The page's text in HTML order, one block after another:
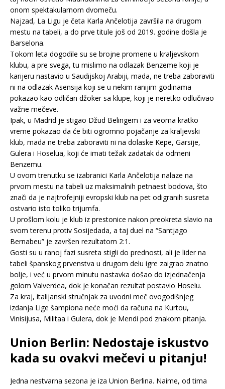
onom spektakularnom dvomeču.
Najzad, La Ligu je četa Karla Ančelotija završila na drugom
mestu na tabeli, a do prve titule još od 2019. godine došla je
Barselona.
Tokom leta dogodile su se brojne promene u kraljevskom
klubu, a pre svega, tu mislimo na odlazak Benzeme koji je
karijeru nastavio u Saudijskoj Arabiji, mada, ne treba zaboraviti
ni na odlazak Asensija koji se u nekim ranijim godinama
pokazao kao odličan džoker sa klupe, koji je neretko odlučivao
važne mečeve.
Ipak, u Madrid je stigao Džud Belingem i za veoma kratko
vreme pokazao da će biti ogromno pojačanje za kraljevski
klub, mada ne treba zaboraviti ni na dolaske Kepe, Garsije,
Gulera i Hoselua, koji će imati težak zadatak da odmeni
Benzemu.
U ovom trenutku se izabranici Karla Ančelotija nalaze na
prvom mestu na tabeli uz maksimalnih petnaest bodova, što
znači da je najtrofejniji evropski klub na pet odigranih susreta
ostvario isto toliko trijumfa.
U prošlom kolu je klub iz prestonice nakon preokreta slavio na
svom terenu protiv Sosijedada, a taj duel na “Santjago
Bernabeu” je završen rezultatom 2:1.
Gosti su u ranoj fazi susreta stigli do prednosti, ali je lider na
tabeli španskog prvenstva u drugom delu igre zaigrao znatno
bolje, i već u prvom minutu nastavka došao do izjednačenja
golom Valverdea, dok je konačan rezultat postavio Hoselu.
Za kraj, italijanski stručnjak za uvodni meč ovogodišnjeg
izdanja Lige šampiona neće moći da računa na Kurtou,
Vinisijusa, Militaa i Gulera, dok je Mendi pod znakom pitanja.
Union Berlin: Nedostaje iskustvo
kada su ovakvi mečevi u pitanju!
Jedna nestvarna sezona je iza Union Berlina. Naime, od tima